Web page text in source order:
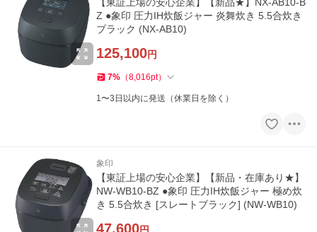
Z ●象印 圧力IH炊飯ジャー 炎舞炊き 5.5合炊き
ブラック (NX-AB10)
125,100円
7% （8,016pt）
1〜3日以内に発送（休業日を除く）
象印
【東証上場の安心企業】【新品・在庫あり★】
NW-WB10-BZ ●象印 圧力IH炊飯ジャー 極め炊
き 5.5合炊き [スレートブラック] (NW-WB10)
47,600